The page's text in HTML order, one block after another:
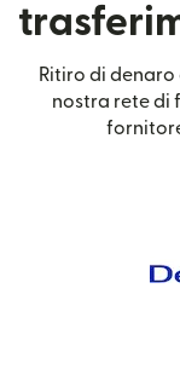
Ritiro di
nostra rete di